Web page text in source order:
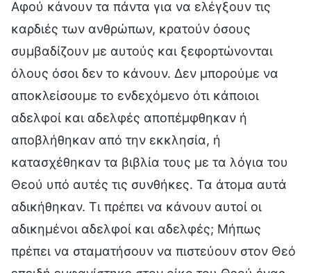
Αφού κάνουν τα πάντα για να ελέγξουν τις
καρδιές των ανθρώπων, κρατούν όσους
συμβαδίζουν με αυτούς και ξεφορτώνονται
όλους όσοι δεν το κάνουν. Δεν μπορούμε να
αποκλείσουμε το ενδεχόμενο ότι κάποιοι
αδελφοί και αδελφές αποπέμφθηκαν ή
αποβλήθηκαν από την εκκλησία, ή
κατασχέθηκαν τα βιβλία τους με τα λόγια του
Θεού υπό αυτές τις συνθήκες. Τα άτομα αυτά
αδικήθηκαν. Τι πρέπει να κάνουν αυτοί οι
αδικημένοι αδελφοί και αδελφές; Μήπως
πρέπει να σταματήσουν να πιστεύουν στον Θεό